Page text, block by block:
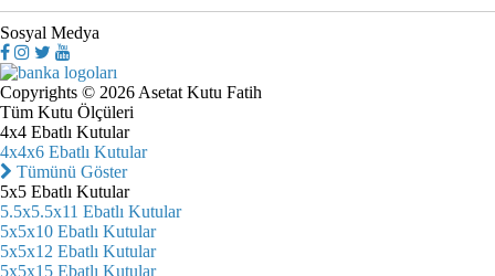
Sosyal Medya
Copyrights © 2026 Asetat Kutu Fatih
Tüm Kutu Ölçüleri
4x4 Ebatlı Kutular
4x4x6 Ebatlı Kutular
Tümünü Göster
5x5 Ebatlı Kutular
5.5x5.5x11 Ebatlı Kutular
5x5x10 Ebatlı Kutular
5x5x12 Ebatlı Kutular
5x5x15 Ebatlı Kutular